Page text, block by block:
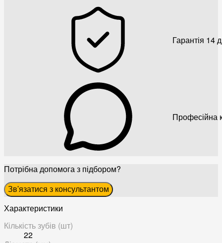
Гарантія 14
Професійна
Потрібна допомога з підбором?
Зв'язатися з консультантом
Характеристики
Кількість зубів (шт)
22